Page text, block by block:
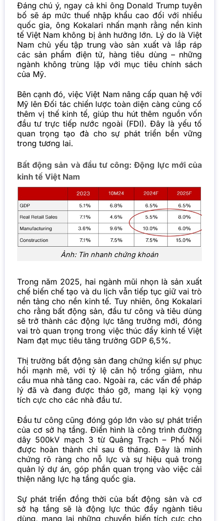
Đáng chú ý, ngay cả khi ông Donald Trump tuyên
bố sẽ áp mức thuế nhập khẩu cao đối với nhiều
quốc gia, ông Kokalari nhấn mạnh rằng nền kinh
tế Việt Nam không bị ảnh hưởng lớn. Lý do là Việt
Nam chủ yếu tập trung vào sản xuất và lắp ráp
các sản phẩm điện tử, hàng tiêu dùng – những
ngành không trùng lặp với mục tiêu chính sách
của Mỹ.
Bên cạnh đó, việc Việt Nam nâng cấp quan hệ với
Mỹ lên Đối tác chiến lược toàn diện càng củng cố
thêm vị thế kinh tế, giúp thu hút thêm nguồn vốn
đầu tư trực tiếp nước ngoài (FDI). Đây là yếu tố
quan trọng tạo đà cho sự phát triển bền vững
trong tương lai.
Bất động sản và đầu tư công: Động lực mới của
kinh tế Việt Nam
Ảnh: Tin nhanh chứng khoán
Trong năm 2025, hai ngành mũi nhọn là sản xuất
chế biến chế tạo và du lịch vẫn tiếp tục giữ vai trò
nền tảng cho nền kinh tế. Tuy nhiên, ông Kokalari
cho rằng bất động sản, đầu tư công và tiêu dùng
sẽ trở thành các động lực tăng trưởng mới, đóng
vai trò quan trọng trong việc thúc đẩy kinh tế Việt
Nam đạt mục tiêu tăng trưởng GDP 6,5%.
Thị trường bất động sản đang chứng kiến sự phục
hồi mạnh mẽ, với tỷ lệ căn hộ trống giảm, nhu
cầu mua nhà tăng cao. Ngoài ra, các vấn đề pháp
lý đã và đang được tháo gỡ, mang lại kỳ vọng
tích cực cho các nhà đầu tư.
Đầu tư công cũng đóng góp lớn vào sự phát triển
của cơ sở hạ tầng. Điển hình là công trình đường
dây 500kV mạch 3 từ Quảng Trạch – Phố Nối
được hoàn thành chỉ sau 6 tháng. Đây là minh
chứng rõ ràng cho nỗ lực và sự hiệu quả trong
quản lý dự án, góp phần quan trọng vào việc cải
thiện năng lực hạ tầng quốc gia.
Sự phát triển đồng thời của bất động sản và cơ
sở hạ tầng sẽ là động lực thúc đẩy ngành tiêu
dùng, mang lại những chuyển biến tích cực cho